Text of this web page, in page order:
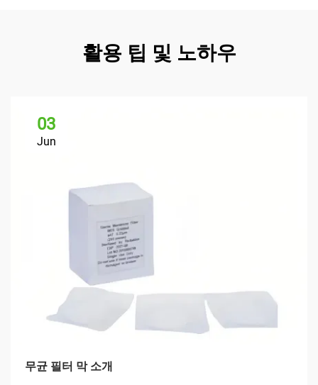
활용 팁 및 노하우
03
Jun
무균 필터 막 소개